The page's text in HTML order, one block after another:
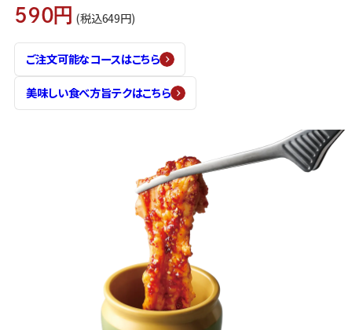
590円 (税込649円)
ご注文可能なコースはこちら
美味しい食べ方旨テクはこちら